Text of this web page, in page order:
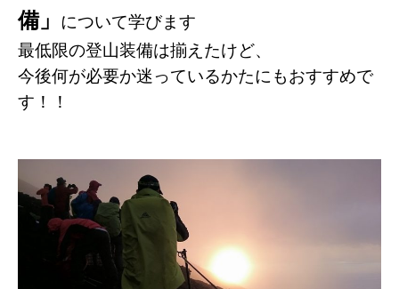
備」
について学びます
最低限の登山装備は揃えたけど、
今後何が必要か迷っているかたにもおすすめで
す！！